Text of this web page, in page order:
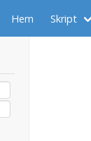
Hem Skript